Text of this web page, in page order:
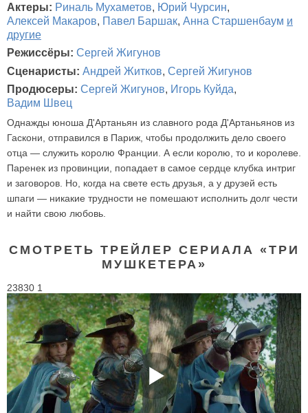
Актеры: Риналь Мухаметов, Юрий Чурсин,
Алексей Макаров, Павел Баршак, Анна Старшенбаум и
другие
Режиссёры: Сергей Жигунов
Сценаристы: Андрей Житков, Сергей Жигунов
Продюсеры: Сергей Жигунов, Игорь Куйда,
Вадим Швец
Однажды юноша Д'Артаньян из славного рода Д'Артаньянов из
Гаскони, отправился в Париж, чтобы продолжить дело своего
отца — служить королю Франции. А если королю, то и королеве.
Паренек из провинции, попадает в самое сердце клубка интриг
и заговоров. Но, когда на свете есть друзья, а у друзей есть
шпаги — никакие трудности не помешают исполнить долг чести
и найти свою любовь.
СМОТРЕТЬ ТРЕЙЛЕР СЕРИАЛА «ТРИ
МУШКЕТЕРА»
23830 1